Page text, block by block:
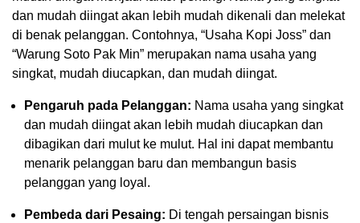
dan mudah diingat akan lebih mudah dikenali dan melekat
di benak pelanggan. Contohnya, “Usaha Kopi Joss” dan
“Warung Soto Pak Min” merupakan nama usaha yang
singkat, mudah diucapkan, dan mudah diingat.
Pengaruh pada Pelanggan: Nama usaha yang singkat
dan mudah diingat akan lebih mudah diucapkan dan
dibagikan dari mulut ke mulut. Hal ini dapat membantu
menarik pelanggan baru dan membangun basis
pelanggan yang loyal.
Pembeda dari Pesaing: Di tengah persaingan bisnis